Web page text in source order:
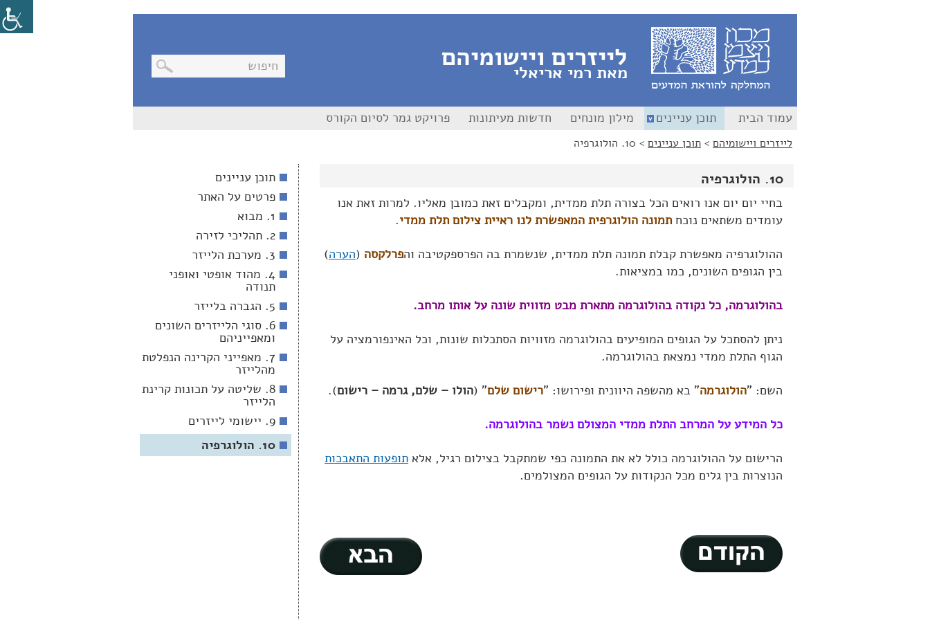
לייזרים ויישומיהם
מאת רמי אריאלי
עמוד הבית תוכן עניינים מילון מונחים חדשות מעיתונות פרויקט גמר לסיום הקורס
לייזרים ויישומיהם > תוכן עניינים > 10. הולוגרפיה
10. הולוגרפיה
בחיי יום יום אנו רואים הכל בצורה תלת ממדית, ומקבלים זאת כמובן מאליו. למרות זאת אנו
עומדים משתאים נוכח תמונה הולוגרפית המאפשרת לנו ראיית צילום תלת ממדי.
ההולוגרפיה מאפשרת קבלת תמונה תלת ממדית, שנשמרת בה הפרספקטיבה והפרלקסה (הערה)
בין הגופים השונים, כמו במציאות.
בהולוגרמה, כל נקודה בהולוגרמה מתארת מבט מזווית שונה על אותו מרחב.
ניתן להסתכל על הגופים המופיעים בהולוגרמה מזוויות הסתכלות שונות, וכל האינפורמציה על
הגוף התלת ממדי נמצאת בהולוגרמה.
השם: "הולוגרמה" בא מהשפה היוונית ופירושו: "רישום שלם" (הולו – שלם, גרמה – רישום).
כל המידע על המרחב התלת ממדי המצולם נשמר בהולוגרמה.
הרישום על ההולוגרמה כולל לא את התמונה כפי שמתקבל בצילום רגיל, אלא תופעות התאבכות
הנוצרות בין גלים מכל הנקודות על הגופים המצולמים.
תוכן עניינים
פרטים על האתר
1. מבוא
2. תהליכי לזירה
3. מערכת הלייזר
4. מהוד אופטי ואופני
תנודה
5. הגברה בלייזר
6. סוגי הלייזרים השונים
ומאפייניהם
7. מאפייני הקרינה הנפלטת
מהלייזר
8. שליטה על תכונות קרינת
הלייזר
9. יישומי לייזרים
10. הולוגרפיה